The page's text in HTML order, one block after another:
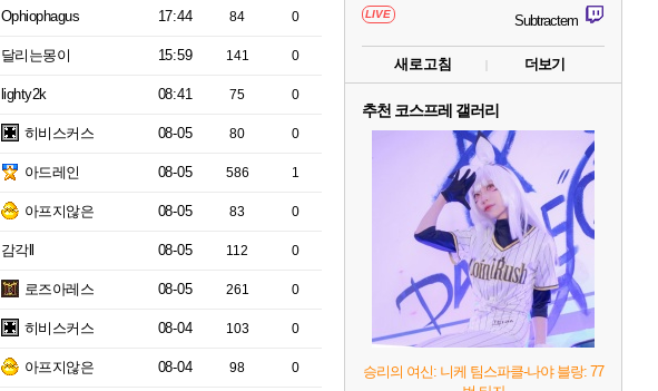
Ophiophagus 17:44 84 0
달리는몽이 15:59 141 0
lighty2k 08:41 75 0
히비스커스 08-05 80 0
아드레인 08-05 586 1
아프지않은 08-05 83 0
감각ll 08-05 112 0
로즈아레스 08-05 261 0
히비스커스 08-04 103 0
아프지않은 08-04 98 0
LIVE Subtractem
새로고침 더보기
추천 코스프레 갤러리
승리의 여신: 니케 팀스파클-나야 블랑: 77